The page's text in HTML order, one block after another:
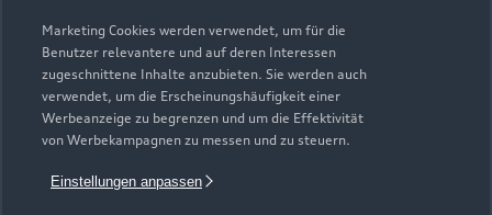
Marketing Cookies werden verwendet, um für die
Benutzer relevantere und auf deren Interessen
zugeschnittene Inhalte anzubieten. Sie werden auch
verwendet, um die Erscheinungshäufigkeit einer
Werbeanzeige zu begrenzen und um die Effektivität
von Werbekampagnen zu messen und zu steuern.
Einstellungen anpassen
welches Ereignis zuerst eintritt) bei ihrem Audi Partner
durchführen lassen. Mit den Service-Kosten sind die Kosten für
das Leistungspaket der Audi Mobilitätsgarantie abgegolten.
Wenn die Mobilitätsgarantie aufgrund einer nicht bei einem
Audi Servicepartner durchgeführten Inspektion oder
werden, wenn eine Inspektion inklusive eines Ölwechsel-